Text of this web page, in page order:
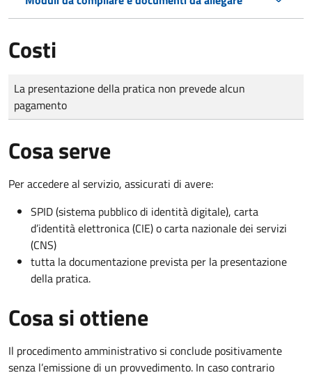
Costi
Tipo di pagamento
Importo
La presentazione della pratica non prevede alcun
pagamento
Cosa serve
Per accedere al servizio, assicurati di avere:
SPID (sistema pubblico di identità digitale), carta
d’identità elettronica (CIE) o carta nazionale dei servizi
(CNS)
tutta la documentazione prevista per la presentazione
della pratica.
Cosa si ottiene
Il procedimento amministrativo si conclude positivamente
senza l’emissione di un provvedimento. In caso contrario